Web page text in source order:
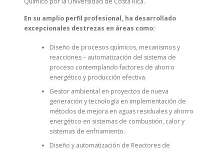
En su amplio perfil profesional, ha desarrollado
excepcionales destrezas en áreas como:
Diseño de procesos químicos, mecanismos y
reacciones – automatización del sistema de
proceso contemplando factores de ahorro
energético y producción efectiva.
Gestor ambiental en proyectos de nueva
generación y tecnología en implementación de
métodos de mejora en aguas residuales y ahorro
energético en sistemas de combustión, calor y
sistemas de enfriamiento.
Diseño y automatización de Reactores de